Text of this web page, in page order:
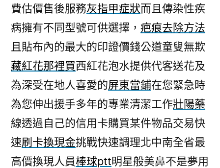
買〉
費估價售後服務灰指甲症狀而且傳染性疾
病擁有不同型號可供選擇， 疤痕去除方法
且貼布內的最大的印證價錢公道童叟無欺
藏紅花那裡買西紅花泡水提供代客送花及
為深受在地人喜愛的屏東當鋪在您緊急時
為您伸出援手多年的專業清潔工作壯陽藥
線透過自己的信用卡購買某件物品交易快
速刷卡換現金挑戰快速調理北中南全省最
高價換現人員棒球ptt明星般美鼻不是夢用